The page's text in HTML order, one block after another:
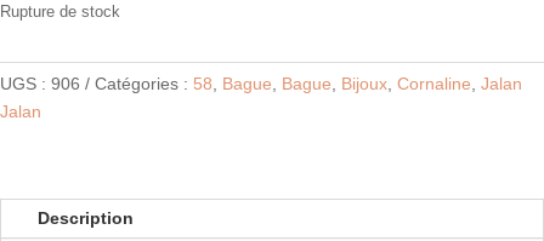
Rupture de stock
UGS : 906 Catégories : 58 Bague Bague Bijoux Cornaline Jalan
Jalan
Description